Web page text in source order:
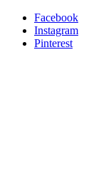
Facebook
Instagram
Pinterest